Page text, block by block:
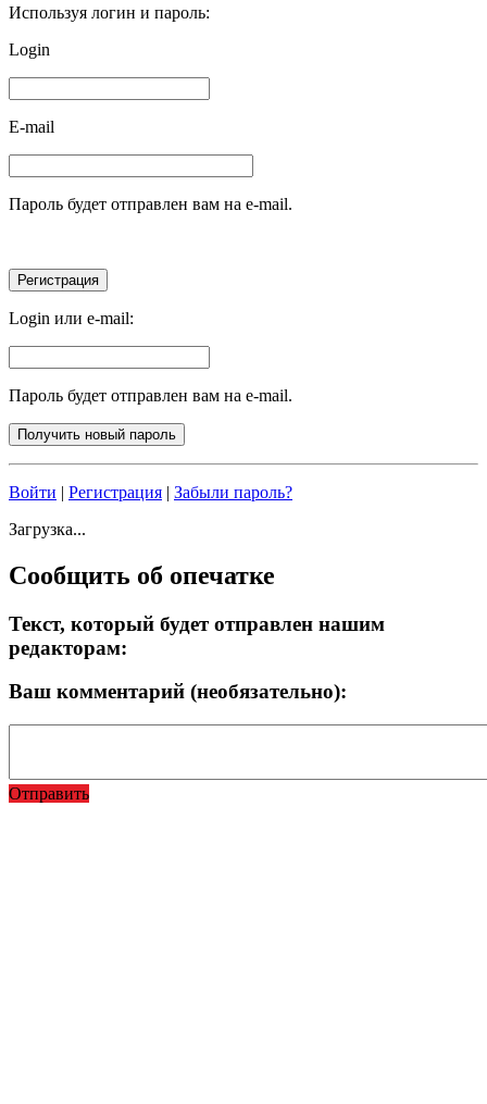
Используя логин и пароль:
Login
E-mail
Пароль будет отправлен вам на e-mail.
Login или e-mail:
Пароль будет отправлен вам на e-mail.
Войти | Регистрация | Забыли пароль?
Загрузка...
Сообщить об опечатке
Текст, который будет отправлен нашим
редакторам:
Ваш комментарий (необязательно):
Отправить